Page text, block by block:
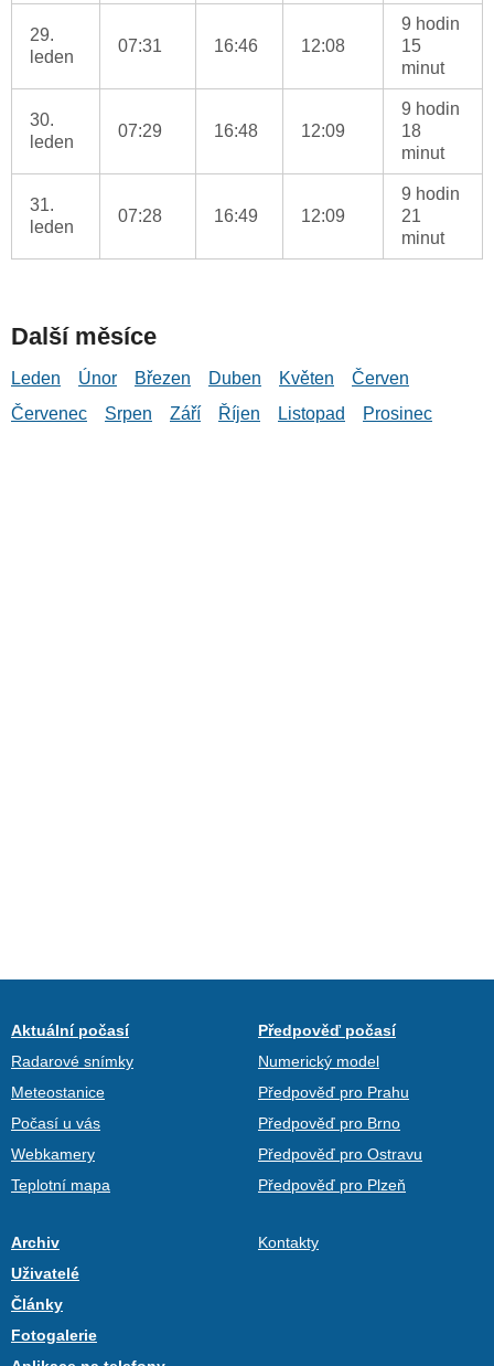
29.
leden
07:31 16:46 12:08
9 hodin
15
minut
30.
leden
07:29 16:48 12:09
9 hodin
18
minut
31.
leden
07:28 16:49 12:09
9 hodin
21
minut
Další měsíce
Leden Únor Březen Duben Květen
Červen
Červenec
Srpen Září Říjen Listopad Prosinec
Aktuální počasí
Radarové snímky
Meteostanice
Počasí u vás
Webkamery
Teplotní mapa
Předpověď počasí
Numerický model
Předpověď pro Prahu
Předpověď pro Brno
Předpověď pro Ostravu
Předpověď pro Plzeň
Archiv
Uživatelé
Články
Fotogalerie
Kontakty